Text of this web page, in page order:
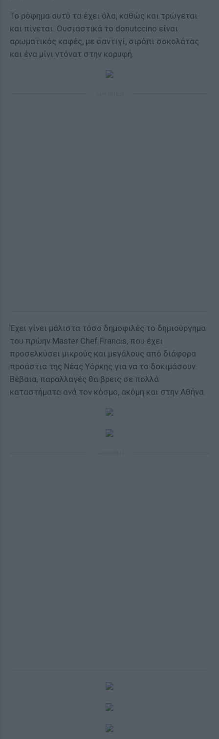
Το ρόφημα αυτό τα έχει όλα, καθώς και τρώγεται
και πίνεται. Ουσιαστικά το donutccino είναι
αρωματικός καφές, με σαντιγί, σιρόπι σοκολάτας
και ένα μίνι ντόνατ στην κορυφή.
Έχει γίνει μάλιστα τόσο δημοφιλές το δημιούργημα
του πρώην Master Chef Francis, που έχει
προσελκύσει μικρούς και μεγάλους από διάφορα
προάστια της Νέας Υόρκης για να το δοκιμάσουν.
Βέβαια, παραλλαγές θα βρεις σε πολλά
καταστήματα ανά τον κόσμο, ακόμη και στην Αθήνα.